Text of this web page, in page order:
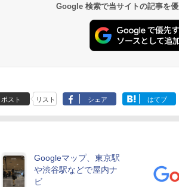
Google 検索で当サイトの記事を
ポスト リスト シェア はてブ
Googleマップ、東京駅
や渋谷駅などで屋内ナ
ビ